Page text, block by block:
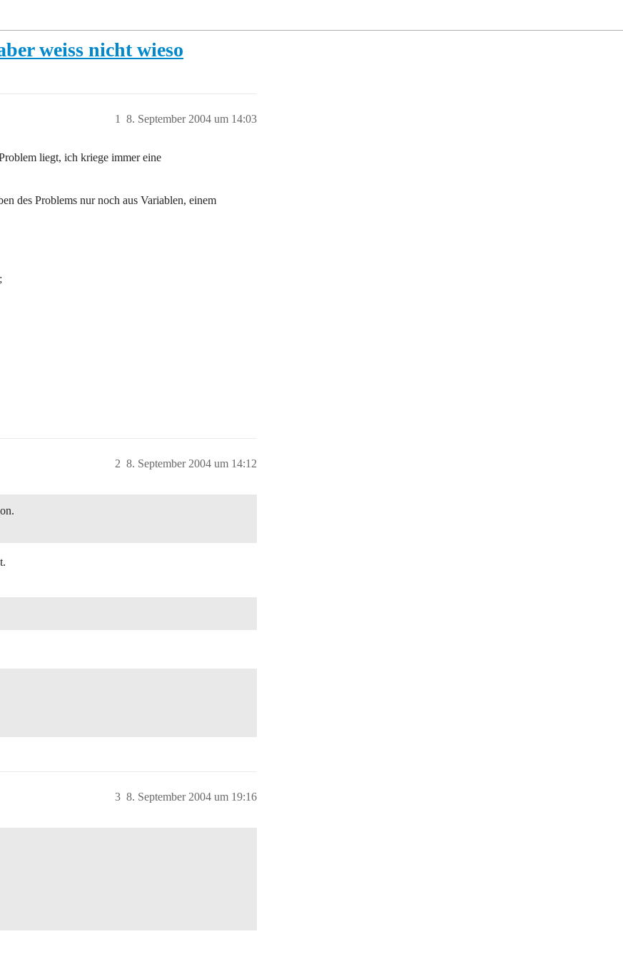
weiss nicht wieso
8. September 2004 um 14:03
1
liegt, ich kriege immer eine
des Problems nur noch aus Variablen, einem
8. September 2004 um 14:12
2
8. September 2004 um 19:16
3